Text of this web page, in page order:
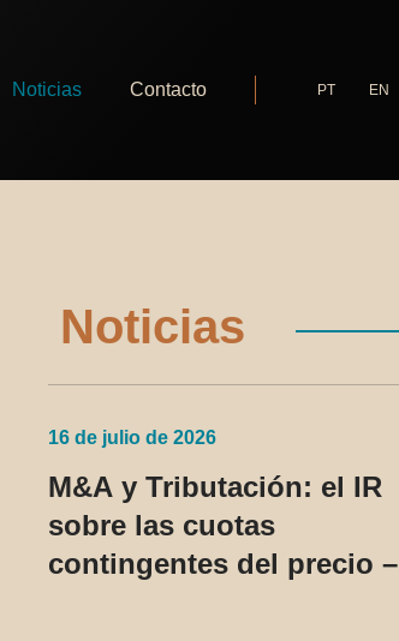
Noticias Contacto PT EN
Noticias
16 de julio de 2026
M&A y Tributación: el IR
sobre las cuotas
contingentes del precio –